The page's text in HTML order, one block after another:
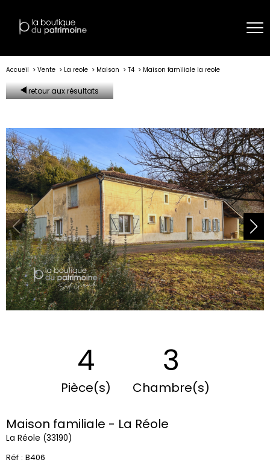
Accueil Vente La reole Maison T4 Maison familiale la reole
retour aux résultats
4
Pièce(s)
3
Chambre(s)
Maison familiale - La Réole
La Réole (33190)
Réf : B406